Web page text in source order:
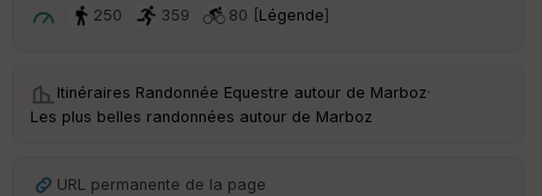
250 359 80 [Légende]
Itinéraires Randonnée Equestre autour de Marboz·
Les plus belles randonnées autour de Marboz
URL permanente de la page